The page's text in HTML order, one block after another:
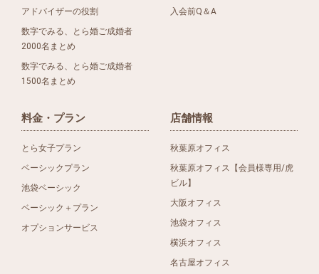
アドバイザーの役割
数字でみる、とら婚ご成婚者
2000名まとめ
数字でみる、とら婚ご成婚者
1500名まとめ
入会前Q＆A
料金・プラン
とら女子プラン
ベーシックプラン
池袋ベーシック
ベーシック＋プラン
オプションサービス
店舗情報
秋葉原オフィス
秋葉原オフィス【会員様専用/虎
ビル】
大阪オフィス
池袋オフィス
横浜オフィス
名古屋オフィス